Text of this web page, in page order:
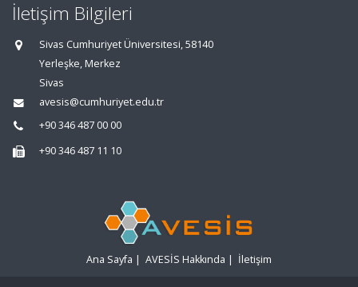
İletişim Bilgileri
Sivas Cumhuriyet Üniversitesi, 58140
Yerleşke, Merkez
Sivas
avesis@cumhuriyet.edu.tr
+90 346 487 00 00
+90 346 487 11 10
Ana Sayfa | AVESİS Hakkında | İletişim